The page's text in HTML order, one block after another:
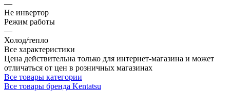
—
Не инвертор
Режим работы
—
Холод/тепло
Все характеристики
Цена действительна только для интернет-магазина и может
отличаться от цен в розничных магазинах
Все товары категории
Все товары бренда Kentatsu